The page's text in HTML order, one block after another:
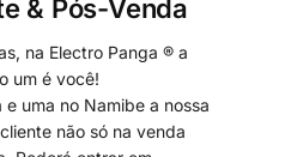
& Pós-Venda
na Electro Panga ® a
um é você!
uma no Namibe a nossa
não só na venda